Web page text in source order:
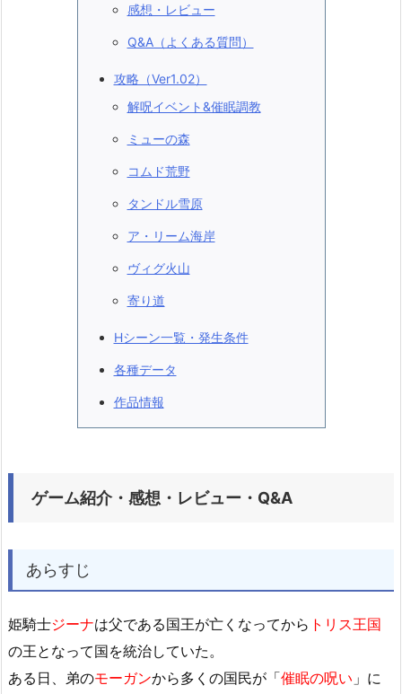
感想・レビュー
Q&A（よくある質問）
攻略（Ver1.02）
解呪イベント&催眠調教
ミューの森
コムド荒野
タンドル雪原
ア・リーム海岸
ヴィグ火山
寄り道
Hシーン一覧・発生条件
各種データ
作品情報
ゲーム紹介・感想・レビュー・Q&A
あらすじ
姫騎士ジーナは父である国王が亡くなってから トリス王国
の王となって国を統治していた。
ある日、弟のモーガンから多くの国民が「催眠の呪い 」に